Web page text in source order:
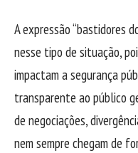
A expressão “bastidores
nesse tipo de situação,
impactam a segurança
transparente ao público
de negociações,
nem sempre chegam de